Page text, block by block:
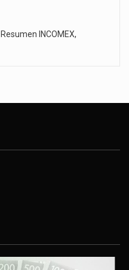
Resumen INCOMEX,